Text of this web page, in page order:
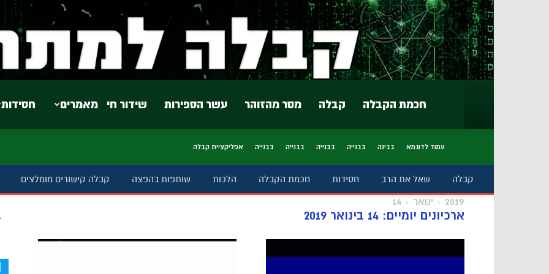
חסידות מאמרים שידור חי עשר הספירות מסר מהזוהר קבלה חכמת הקבלה
עמוד לדוגמא בבינה בבנייה בבנייה בבנייה בבנייה אפליקציית קבלה
קבלה שאל את הרב חסידות חכמת הקבלה הלכות שותפות בהפצה קבלה קישורים מומלצים
2019 ינואר 14
ארכיונים יומיים: 14 בינואר 2019